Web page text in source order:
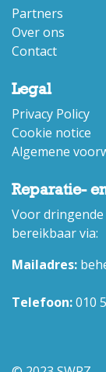
Partners
Over ons
Contact
Legal
Privacy Policy
Cookie notice
Algemene
Reparatie-
Voor
bereikbaar via:
Mailadres:
Telefoon:010